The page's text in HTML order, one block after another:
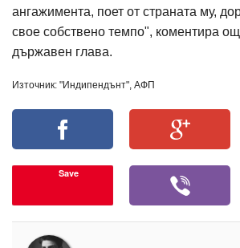
ангажимента, поет от страната му,
свое собствено темпо", коментира
държавен глава.
Източник: "Индипендънт", АФП
Save